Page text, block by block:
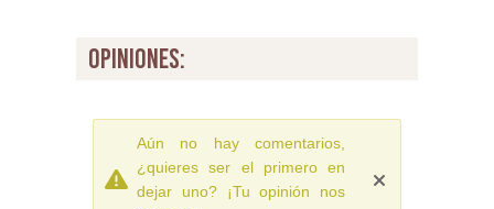
opiniones:
Aún no hay comentarios,
¿quieres ser el primero en
dejar uno? ¡Tu opinión nos